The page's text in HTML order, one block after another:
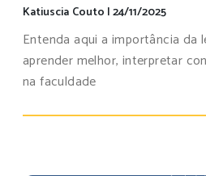
Katiuscia Couto |24/11/2025
Entenda aqui a importância da
aprender melhor, interpretar
na faculdade